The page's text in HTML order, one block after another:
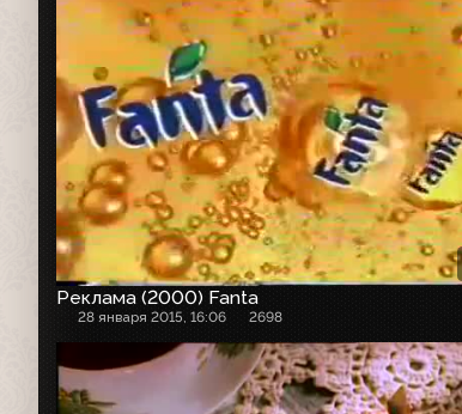
Реклама (2000) Fanta
28 января 2015, 16:06 2698
Рекламный ролик